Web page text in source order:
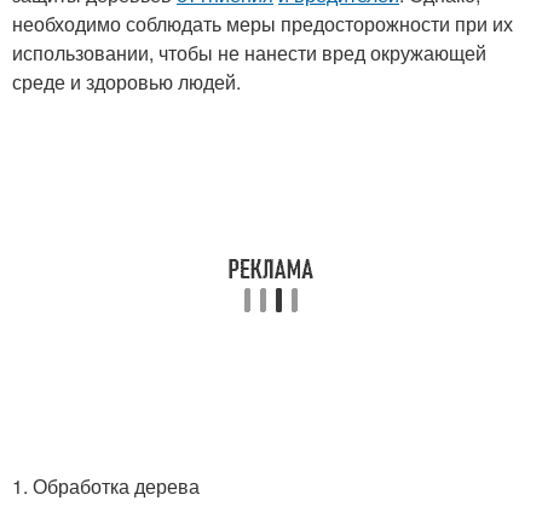
необходимо соблюдать меры предосторожности при их
использовании, чтобы не нанести вред окружающей
среде и здоровью людей.
1. Обработка дерева